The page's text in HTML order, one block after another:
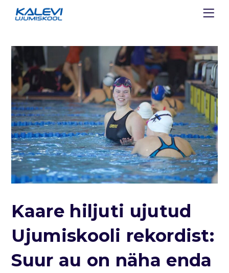
Kaare hiljuti ujutud
Ujumiskooli rekordist:
Suur au on näha enda